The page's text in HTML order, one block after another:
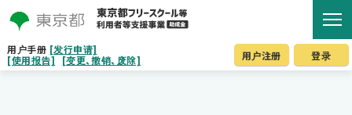
用户手册 [发行申请]
[使用报告]
[变更、撤销、废除] 用户注册 登录